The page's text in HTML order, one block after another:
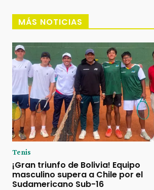
MÁS NOTICIAS
Tenis
¡Gran triunfo de Bolivia! Equipo
masculino supera a Chile por el
Sudamericano Sub-16